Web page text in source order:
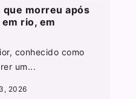
morreu após
rio, em
conhecido como
um...
2026